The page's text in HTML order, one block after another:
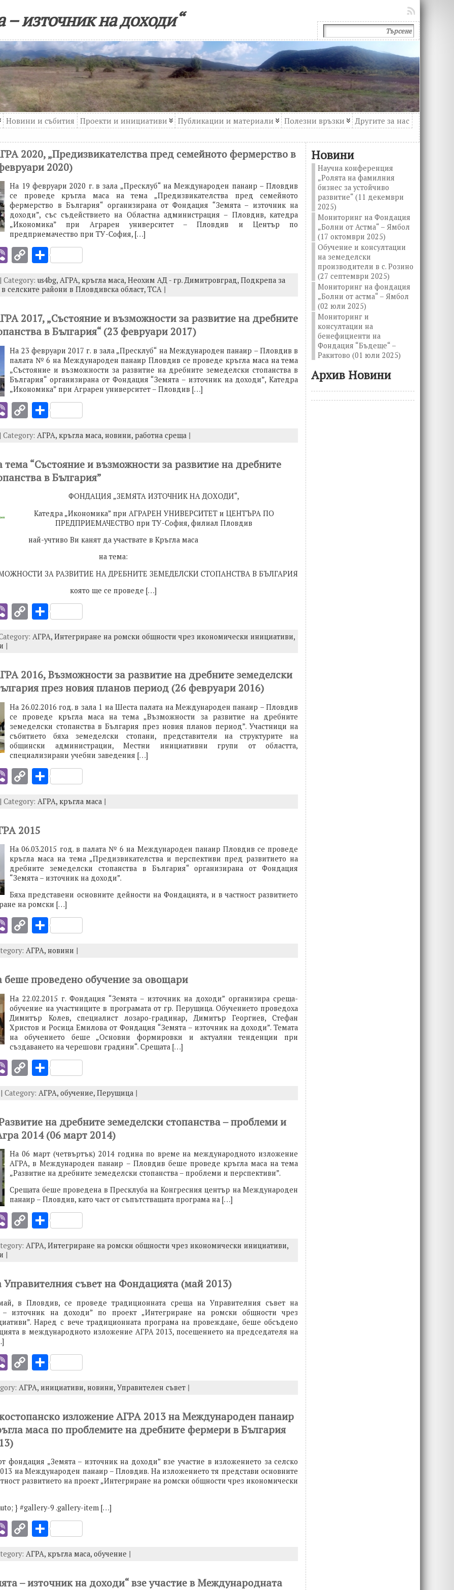
източник на доходи“
Новини и събития Проекти и инициативи Публикации и материали Полезни връзки
Другите за нас
2020, „Предизвикателства пред семейното фермерство в
2020)
На 19 февруари 2020 г. в зала „Пресклуб“ на Международен панаир – Пловдив
се проведе кръгла маса на тема „Предизвикателства пред семейното
фермерство в България“ организирана от Фондация “Земята – източник на
доходи”, със съдействието на Областна администрация – Пловдив, катедра
„Икономика” при Аграрен университет – Пловдив и Център по
предприемачество при ТУ-София, […]
Vi
er
C
p
Li
n
k
S
h
ar
Category:us4bg,АГРА, кръгла маса,Неохим АД - гр. Димитровград,Подкрепа за
селските райони в Пловдивска област,ТСА |
2017, „Състояние и възможности за развитие на дребните
в България“ (23 февруари 2017)
На 23 февруари 2017 г. в зала „Пресклуб“ на Международен панаир – Пловдив в
палата № 6 на Международен панаир Пловдив се проведе кръгла маса на тема
„Състояние и възможности за развитие на дребните земеделски стопанства в
България“ организирана от Фондация “Земята – източник на доходи”, Катедра
„Икономика” при Аграрен университет – Пловдив […]
Vi
er
C
p
y
Li
k
S
ar
e
Category: АГРА, кръгла маса,новини, работна среща |
тема “Състояние и възможности за развитие на дребните
в България”
ФОНДАЦИЯ „ЗЕМЯТА ИЗТОЧНИК НА ДОХОДИ“,
Катедра „Икономика” при АГРАРЕН УНИВЕРСИТЕТ и ЦЕНТЪРА ПО
ПРЕДПРИЕМАЧЕСТВО при ТУ-София, филиал Пловдив
най-учтиво Ви канят да участвате в Кръгла маса
на тема:
ЗА РАЗВИТИЕ НА ДРЕБНИТЕ ЗЕМЕДЕЛСКИ СТОПАНСТВА В БЪЛГАРИЯ
която ще се проведе […]
Vi
er
C
p
Li
n
k
S
ar
АГРА,Интегриране на ромски общности чрез икономически инициативи,
|
2016, Възможности за развитие на дребните земеделски
през новия планов период (26 февруари 2016)
На 26.02.2016 год. в зала 1 на Шеста палата на Международен панаир – Пловдив
се проведе кръгла маса на тема „Възможности за развитие на дребните
земеделски стопанства в България през новия планов период”. Участници на
събитието бяха земеделски стопани, представители на структурите на
общински администрации, Местни инициативни групи от областта,
специализирани учебни заведения […]
Vi
er
C
p
y
Li
n
k
S
ar
Category: АГРА, кръгла маса |
2015
На 06.03.2015 год. в палата № 6 на Международен панаир Пловдив се проведе
кръгла маса на тема „Предизвикателства и перспективи пред развитието на
дребните земеделски стопанства в България“ организирана от Фондация
“Земята – източник на доходи”.
Бяха представени основните дейности на Фондацията, и в частност развитието
на ромски […]
Vi
er
C
p
y
Li
n
k
S
ar
e
АГРА,новини |
проведено обучение за овощари
На 22.02.2015 г. Фондация “Земята – източник на доходи” организира среща-
обучение на участниците в програмата от гр. Перущица. Обучението проведоха
Димитър Колев, специалист лозаро-градинар, Димитър Георгиев, Стефан
Христов и Росица Емилова от Фондация “Земята – източник на доходи”. Темата
на обучението беше „Основни формировки и актуални тенденции при
създаването на черешови градини“. Срещата […]
Vi
er
C
p
y
Li
n
k
S
ar
e
Category: АГРА,обучение,Перущица |
на дребните земеделски стопанства – проблеми и
2014 (06 март 2014)
На 06 март (четвъртък) 2014 година по време на международното изложение
АГРА, в Международен панаир – Пловдив беше проведе кръгла маса на тема
„Развитие на дребните земеделски стопанства – проблеми и перспективи”.
Срещата беше проведена в Пресклуба на Конгресния център на Международен
панаир – Пловдив, като част от съпътстващата програма на […]
Vi
er
C
o
p
Li
n
k
S
h
ar
АГРА,Интегриране на ромски общности чрез икономически инициативи,
|
Управителния съвет на Фондацията (май 2013)
в Пловдив, се проведе традиционната среща на Управителния съвет на
– източник на доходи” по проект „Интегриране на ромски общности чрез
Наред с вече традиционната програма на провеждане, беше обсъдено
в международното изложение АГРА 2013, посещението на председателя на
Vi
er
C
p
y
Li
k
S
ar
e
АГРА, инициативи,новини,Управителен съвет |
изложение АГРА 2013 на Международен панаир
маса по проблемите на дребните фермери в България
фондация „Земята – източник на доходи” взе участие в изложението за селско
на Международен панаир – Пловдив. На изложението тя представи основните
развитието на проект „Интегриране на ромски общности чрез икономически
} #gallery-9 .gallery-item […]
Vi
er
C
p
y
S
ar
e
АГРА, кръгла маса,обучение |
– източник на доходи“ взе участие в Международната
Новини
Научна конференция
„Ролята на фамилния
бизнес за устойчиво
развитие“ (11 декември
2025)
Мониторинг на Фондация
„Болни от Астма“ – Ямбол
(17 октомври 2025)
Обучение и консултации
на земеделски
производители в с. Розино
(27 септември 2025)
Мониторинг на фондация
„Болни от астма“ – Ямбол
(02 юли 2025)
Мониторинг и
консултации на
бенефициенти на
Фондация “Бъдеще“ –
Ракитово (01 юли 2025)
Архив Новини